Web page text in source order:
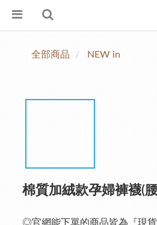
全部商品 NEW in
棉質加絨款孕婦褲襪(
◎官網能下單的商品皆為『現